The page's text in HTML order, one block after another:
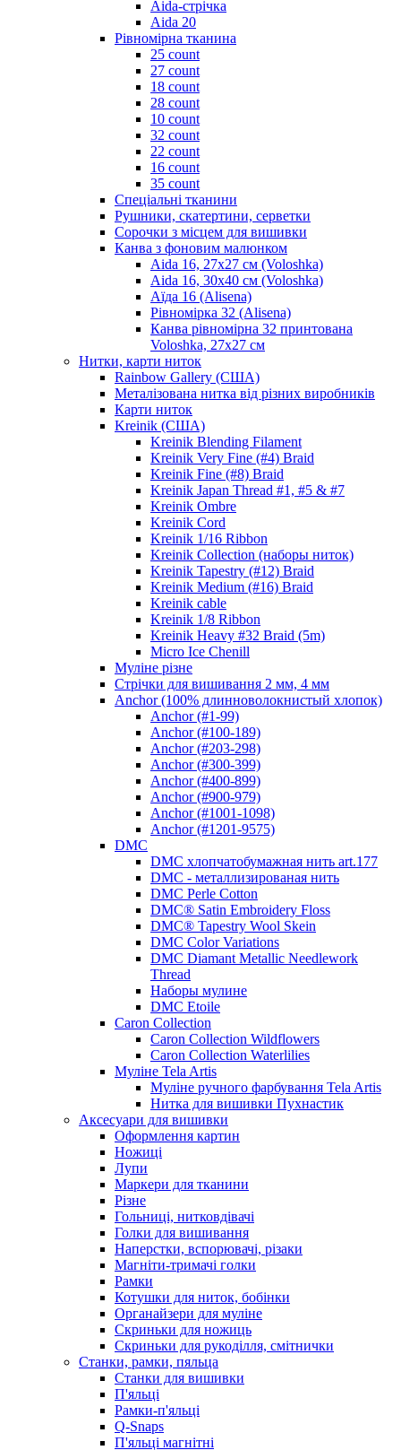
Aida-стрічка
Aida 20
Рівномірна тканина
25 count
27 count
18 count
28 count
10 count
32 count
22 count
16 count
35 count
Спеціальні тканини
Рушники, скатертини, серветки
Сорочки з місцем для вишивки
Канва з фоновим малюнком
Aida 16, 27х27 см (Voloshka)
Aida 16, 30х40 см (Voloshka)
Аїда 16 (Alisena)
Рівномірка 32 (Alisena)
Канва рівномірна 32 принтована
Voloshka, 27х27 см
Нитки, карти ниток
Rainbow Gallery (США)
Металізована нитка від різних виробників
Карти ниток
Kreinik (США)
Kreinik Blending Filament
Kreinik Very Fine (#4) Braid
Kreinik Fine (#8) Braid
Kreinik Japan Thread #1, #5 & #7
Kreinik Ombre
Kreinik Cord
Kreinik 1/16 Ribbon
Kreinik Collection (наборы ниток)
Kreinik Tapestry (#12) Braid
Kreinik Medium (#16) Braid
Kreinik cable
Kreinik 1/8 Ribbon
Kreinik Heavy #32 Braid (5m)
Micro Ice Chenill
Муліне різне
Стрічки для вишивання 2 мм, 4 мм
Anchor (100% длинноволокнистый хлопок)
Anchor (#1-99)
Anchor (#100-189)
Anchor (#203-298)
Anchor (#300-399)
Anchor (#400-899)
Anchor (#900-979)
Anchor (#1001-1098)
Anchor (#1201-9575)
DMC
DMC хлопчатобумажная нить art.177
DMC - металлизированая нить
DMC Perle Cotton
DMC® Satin Embroidery Floss
DMC® Tapestry Wool Skein
DMC Color Variations
DMC Diamant Metallic Needlework
Thread
Наборы мулине
DMC Etoile
Caron Collection
Caron Collection Wildflowers
Caron Collection Waterlilies
Муліне Tela Artis
Муліне ручного фарбування Tela Artis
Нитка для вишивки Пухнастик
Аксесуари для вишивки
Оформлення картин
Ножиці
Лупи
Маркери для тканини
Різне
Гольниці, нитковдівачі
Голки для вишивання
Наперстки, вспорювачі, різаки
Магніти-тримачі голки
Рамки
Котушки для ниток, бобінки
Органайзери для муліне
Скриньки для ножиць
Скриньки для рукоділля, смітнички
Станки, рамки, пяльца
Станки для вишивки
П'яльці
Рамки-п'яльці
Q-Snaps
П'яльці магнітні